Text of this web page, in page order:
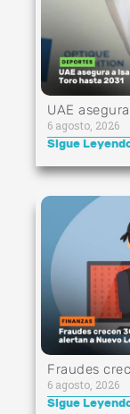
UAE
6 agosto, 2026
Sigue
Fraudes
6 agosto, 2026
Sigue